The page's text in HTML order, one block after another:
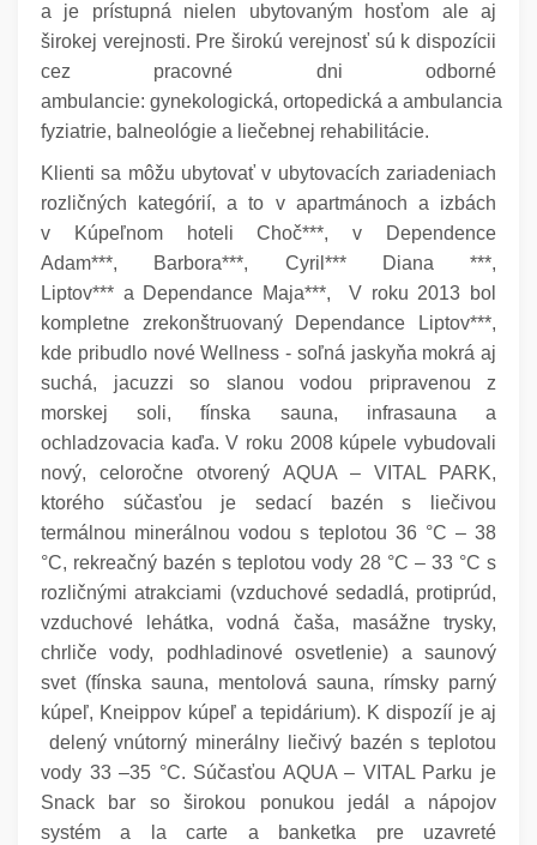
a je prístupná nielen ubytovaným hosťom ale aj
širokej verejnosti. Pre širokú verejnosť sú k dispozícii
cez pracovné dni odborné
ambulancie: gynekologická, ortopedická a ambulancia
fyziatrie, balneológie a liečebnej rehabilitácie.
Klienti sa môžu ubytovať v ubytovacích zariadeniach
rozličných kategórií, a to v apartmánoch a izbách
v Kúpeľnom hoteli Choč***, v Dependence
Adam***, Barbora***, Cyril*** Diana ***,
Liptov*** a Dependance Maja***, V roku 2013 bol
kompletne zrekonštruovaný Dependance Liptov***,
kde pribudlo nové Wellness - soľná jaskyňa mokrá aj
suchá, jacuzzi so slanou vodou pripravenou z
morskej soli, fínska sauna, infrasauna a
ochladzovacia kaďa. V roku 2008 kúpele vybudovali
nový, celoročne otvorený AQUA – VITAL PARK,
ktorého súčasťou je sedací bazén s liečivou
termálnou minerálnou vodou s teplotou 36 °C – 38
°C, rekreačný bazén s teplotou vody 28 °C – 33 °C s
rozličnými atrakciami (vzduchové sedadlá, protiprúd,
vzduchové lehátka, vodná čaša, masážne trysky,
chrliče vody, podhladinové osvetlenie) a saunový
svet (fínska sauna, mentolová sauna, rímsky parný
kúpeľ, Kneippov kúpeľ a tepidárium). K dispozíí je aj
delený vnútorný minerálny liečivý bazén s teplotou
vody 33 –35 °C. Súčasťou AQUA – VITAL Parku je
Snack bar so širokou ponukou jedál a nápojov
systém a la carte a banketka pre uzavreté